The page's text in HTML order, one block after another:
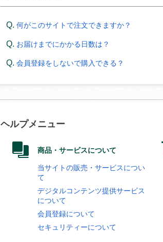
何がこのサイトで注文できますか？
お届けまでにかかる日数は？
会員登録をしないで購入できる？
ヘルプメニュー
商品・サービスについて
当サイトの販売・サービスについ
て
デジタルコンテンツ提供サービス
について
会員登録について
セキュリティーについて